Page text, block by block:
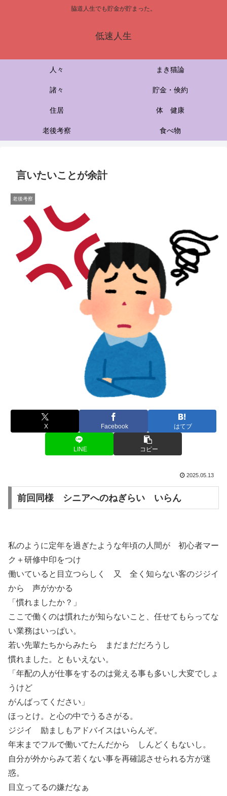
脇道人生でも貯金が貯まった。
低速人生
人々 まき猫論
諸々 貯金・倹約
住居 体 健康
老後考察 食べ物
言いたいことが余計
老後考察
X Facebook はてブ
LINE コピー
2025.05.13
前回同様 シニアへのねぎらい いらん
私のように定年を過ぎたような年頃の人間が 初心者マー
ク＋研修中印をつけ
働いていると目立つらしく 又 全く知らない客のジジイ
から 声がかかる
「慣れましたか？」
ここで働くのは慣れたが知らないこと、任せてもらってな
い業務はいっぱい。
若い先輩たちからみたら まだまだだろうし
慣れました。ともいえない。
「年配の人が仕事をするのは覚える事も多いし大変でしょ
うけど
がんばってください」
ほっとけ。と心の中でうるさがる。
ジジイ 励ましもアドバイスはいらんぞ。
年末までフルで働いてたんだから しんどくもないし。
自分が外からみて若くない事を再確認させられる方が迷
惑。
目立ってるの嫌だなぁ